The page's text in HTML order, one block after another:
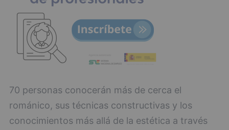
70 personas conocerán más de cerca el
románico, sus técnicas constructivas y los
conocimientos más allá de la estética a través